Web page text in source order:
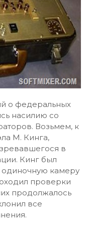
о федеральных
насилию со
Возьмем, к
М. Кинга,
в
Кинг был
камеру
проверки
продолжалось
все